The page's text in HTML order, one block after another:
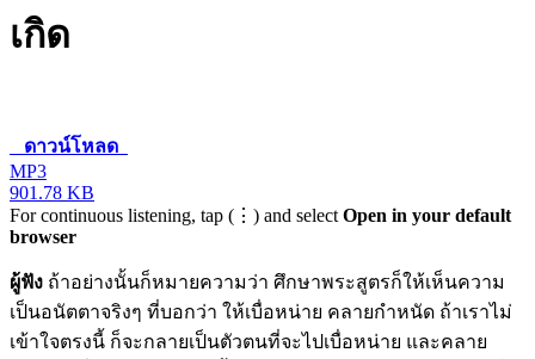
เกิด
ดาวน์โหลด
MP3
901.78 KB
For continuous listening, tap (⋮) and select Open in your default
browser
ผู้ฟัง ถ้าอย่างนั้นก็หมายความว่า ศึกษาพระสูตรก็ให้เห็นความ
เป็นอนัตตาจริงๆ ที่บอกว่า ให้เบื่อหน่าย คลายกำหนัด ถ้าเราไม่
เข้าใจตรงนี้ ก็จะกลายเป็นตัวตนที่จะไปเบื่อหน่าย และคลาย